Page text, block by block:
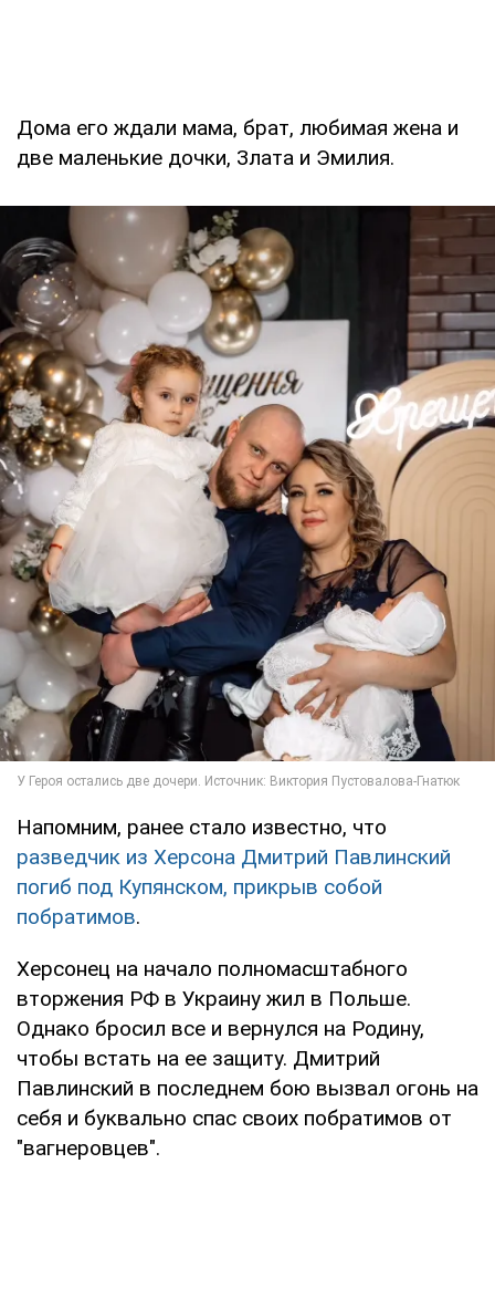
Дома его ждали мама, брат, любимая жена и
две маленькие дочки, Злата и Эмилия.
Напомним, ранее стало известно, что
разведчик из Херсона Дмитрий Павлинский
погиб под Купянском, прикрыв собой
побратимов.
Херсонец на начало полномасштабного
вторжения РФ в Украину жил в Польше.
Однако бросил все и вернулся на Родину,
чтобы встать на ее защиту. Дмитрий
Павлинский в последнем бою вызвал огонь на
себя и буквально спас своих побратимов от
"вагнеровцев".